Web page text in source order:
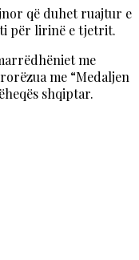
që duhet ruajtur e
për lirinë e tjetrit.
me
me “Medaljen
shqiptar.